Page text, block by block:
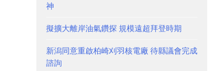
神
擬擴大離岸油氣鑽探 規模遠超拜登時期
新潟同意重啟柏崎刈羽核電廠 待縣議會完成
諮詢